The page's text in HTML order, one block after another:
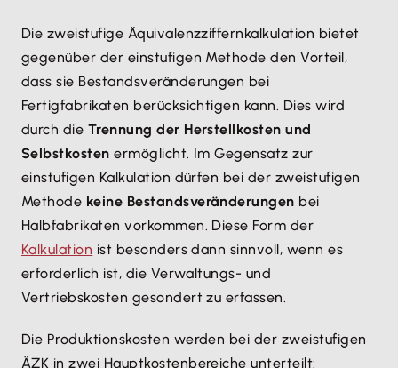
Die zweistufige Äquivalenzziffernkalkulation bietet
gegenüber der einstufigen Methode den Vorteil,
dass sie Bestandsveränderungen bei
Fertigfabrikaten berücksichtigen kann. Dies wird
durch die Trennung der Herstellkosten und
Selbstkosten ermöglicht. Im Gegensatz zur
einstufigen Kalkulation dürfen bei der zweistufigen
Methode keine Bestandsveränderungen bei
Halbfabrikaten vorkommen. Diese Form der
Kalkulation ist besonders dann sinnvoll, wenn es
erforderlich ist, die Verwaltungs- und
Vertriebskosten gesondert zu erfassen.
Die Produktionskosten werden bei der zweistufigen
ÄZK in zwei Hauptkostenbereiche unterteilt: